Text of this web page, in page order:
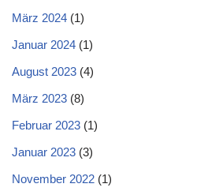
März 2024 (1)
Januar 2024 (1)
August 2023 (4)
März 2023 (8)
Februar 2023 (1)
Januar 2023 (3)
November 2022 (1)